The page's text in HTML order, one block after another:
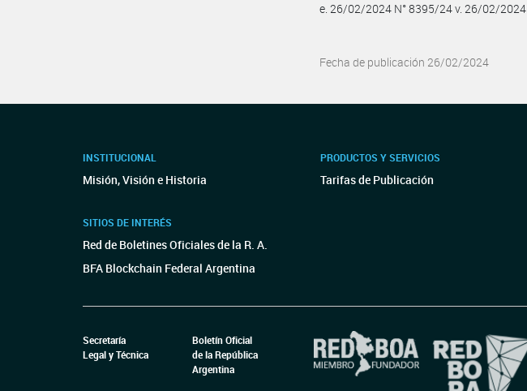
e. 26/02/2024 N° 8395/24 v. 26/02/2024
Fecha de publicación 26/02/2024
INSTITUCIONAL
Misión, Visión e Historia
SITIOS DE INTERÉS
Red de Boletines Oficiales de la R. A.
BFA Blockchain Federal Argentina
PRODUCTOS Y SERVICIOS
Tarifas de Publicación
Secretaría
Legal y Técnica
Boletín Oficial
de la República
Argentina